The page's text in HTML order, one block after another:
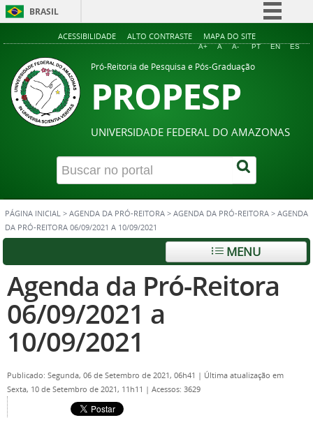
BRASIL
Simplifique!
Acesso à informação
ACESSIBILIDADE ALTO CONTRASTE MAPA DO SITE
A+ A A- PT EN ES
Pró-Reitoria de Pesquisa e Pós-Graduação
PROPESP
UNIVERSIDADE FEDERAL DO AMAZONAS
PÁGINA INICIAL > AGENDA DA PRÓ-REITORA > AGENDA DA PRÓ-REITORA > AGENDA
DA PRÓ-REITORA 06/09/2021 A 10/09/2021
MENU
Agenda da Pró-Reitora
06/09/2021 a
10/09/2021
Publicado: Segunda, 06 de Setembro de 2021, 06h41 | Última atualização em
Sexta, 10 de Setembro de 2021, 11h11 | Acessos: 3629